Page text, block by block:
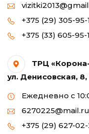
+375 (29) 305-95-
+375 (33) 605-95-
ТРЦ
ул. Денисовская,
Ежедневно с
6270225@mail.ru
+375 (29) 627-